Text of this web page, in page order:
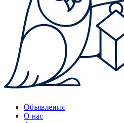
Объявления
О нас